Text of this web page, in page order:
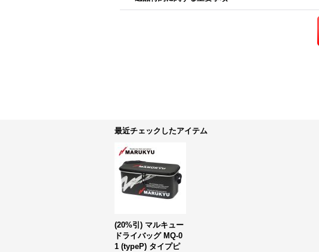
最近チェックしたアイテム
(20%引) マルキュー
ドライバッグ MQ-0
1 (typeP) タイプピ